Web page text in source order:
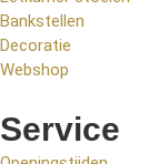
Bankstellen
Decoratie
Webshop
Service